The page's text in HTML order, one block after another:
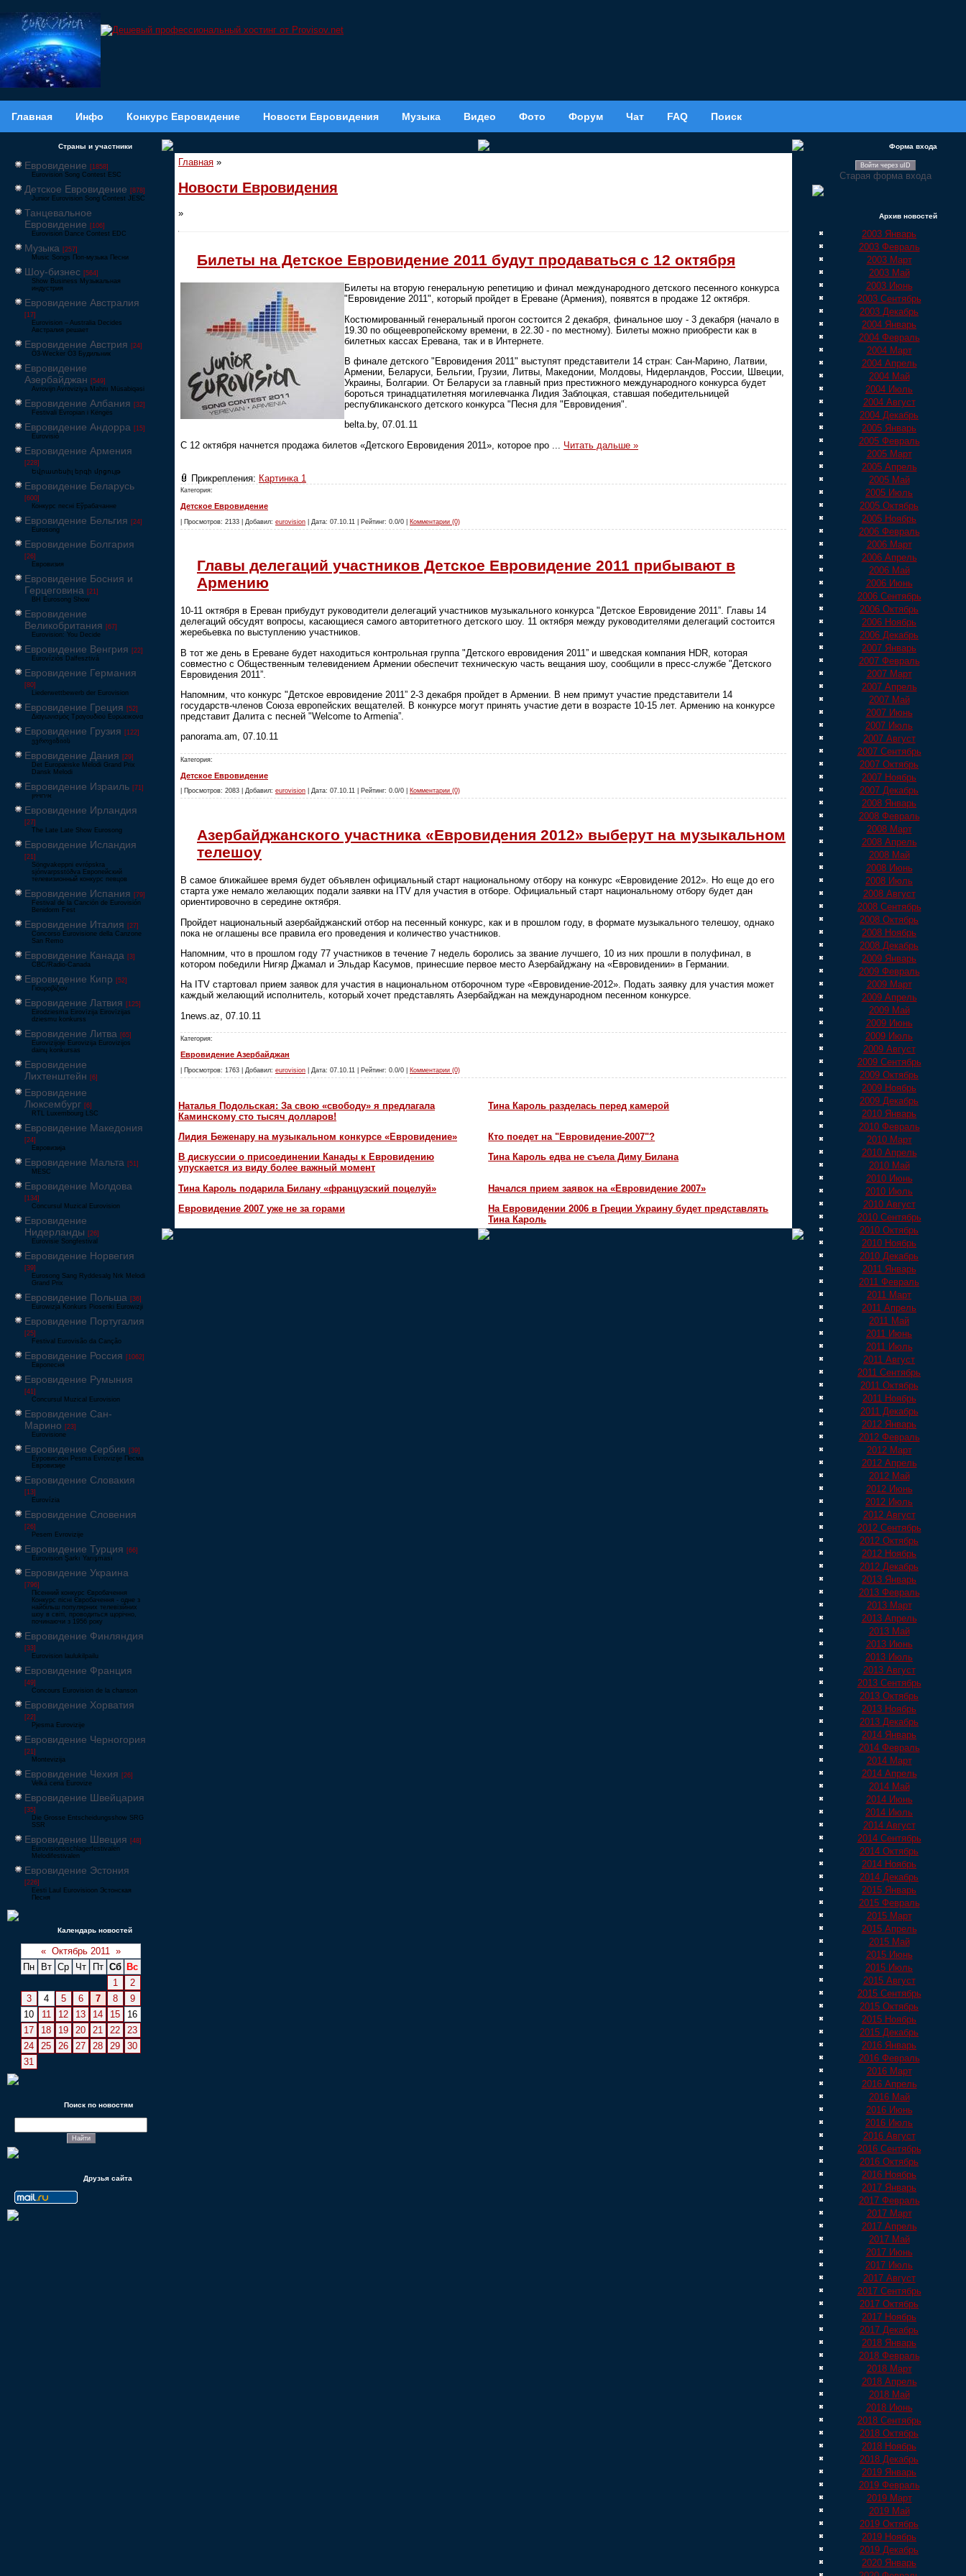
Главная Инфо Конкурс Евровидение Новости Евровидения Музыка Видео Фото Форум Чат FAQ Поиск
Страны и участники
Евровидение [1858]
Eurovision Song Contest ESC
Детское Евровидение [878]
Junior Eurovision Song Contest JESC
Танцевальное
Евровидение [106]
Eurovision Dance Contest EDC
Музыка [257]
Music Songs Поп-музыка Песни
Шоу-бизнес [564]
Show Business Музыкальная
индустрия
Евровидение Австралия
[17]
Eurovision – Australia Decides
Австралия решает
Евровидение Австрия [24]
Ö3-Wecker Ö3 Будильник
Евровидение
Азербайджан [549]
Avrovijn Avroviziya Mahnı Müsabiqəsi
Евровидение Албания [32]
Festivali Evropian i Këngës
Евровидение Андорра [15]
Eurovisió
Евровидение Армения
[228]
Եվրատեսիլ երգի մրցույթ
Евровидение Беларусь
[600]
Конкурс песні Еўрабачанне
Евровидение Бельгия [24]
Eurosong
Евровидение Болгария
[26]
Евровизия
Евровидение Босния и
Герцеговина [21]
BH Eurosong Show
Евровидение
Великобритания [67]
Eurovision: You Decide
Евровидение Венгрия [22]
Eurovíziós Dalfesztivá
Евровидение Германия
[80]
Liederwettbewerb der Eurovision
Евровидение Греция [52]
Διαγωνισμός Τραγουδιού Ευρώεικονα
Евровидение Грузия [122]
ევროვიზიის
Евровидение Дания [29]
Det Europæiske Melodi Grand Prix
Dansk Melodi
Евровидение Израиль [71]
‏אירוויזיון
Евровидение Ирландия
[27]
The Late Late Show Eurosong
Евровидение Исландия
[21]
Söngvakeppni evrópskra
sjónvarpsstöðva Европейский
телевизионный конкурс певцов
Евровидение Испания [79]
Festival de la Canción de Eurovisión
Benidorm Fest
Евровидение Италия [27]
Concorso Eurovisione della Canzone
San Remo
Евровидение Канада [3]
CBC/Radio-Canada
Евровидение Кипр [52]
Γιουροβίζιον
Евровидение Латвия [125]
Eirodziesma Eirovīzija Eirovīzijas
dziesmu konkurss
Евровидение Литва [65]
Eurovizijoje Eurovizija Eurovizijos
dainų konkursas
Евровидение
Лихтенштейн [6]
Евровидение
Люксембург [6]
RTL Luxembourg LSC
Евровидение Македония
[24]
Евровизија
Евровидение Мальта [51]
MESC
Евровидение Молдова
[134]
Concursul Muzical Eurovision
Евровидение
Нидерланды [26]
Eurovisie Songfestival
Евровидение Норвегия
[39]
Eurosong Sang Ryddesalg Nrk Melodi
Grand Prix
Евровидение Польша [36]
Eurowizja Konkurs Piosenki Eurowizji
Евровидение Португалия
[25]
Festival Eurovisão da Canção
Евровидение Россия [1062]
Европесня
Евровидение Румыния
[41]
Concursul Muzical Eurovision
Евровидение Сан-
Марино [23]
Eurovisione
Евровидение Сербия [39]
Еуровисион Pesma Evrovizije Песма
Евровизије
Евровидение Словакия
[13]
Eurovízia
Евровидение Словения
[26]
Pesem Evrovizije
Евровидение Турция [66]
Eurovision Şarkı Yarışması
Евровидение Украина
[796]
Пісенний конкурс Євробачення
Конкурс пісні Євробачення - одне з
найбільш популярних телевізійних
шоу в світі, проводиться щорічно,
починаючи з 1956 року
Евровидение Финляндия
[33]
Eurovision laulukilpailu
Евровидение Франция
[49]
Concours Eurovision de la chanson
Евровидение Хорватия
[22]
Pjesma Eurovizije
Евровидение Черногория
[21]
Montevizija
Евровидение Чехия [26]
Velká cena Eurovize
Евровидение Швейцария
[35]
Die Grosse Entscheidungsshow SRG
SSR
Евровидение Швеция [48]
Eurovisionsschlagerfestivalen
Melodifestivalen
Евровидение Эстония
[226]
Eesti Laul Eurovisioon Эстонская
Песня
Календарь новостей
« Октябрь 2011 »
Пн
Вт Ср Чт Пт Сб
Вс
1
2
3
4 5 6 7 8
9
10
11 12 13 14 15
16
17
18 19 20 21 22
23
24
25 26 27 28 29
30
31
Поиск по новостям
Друзья сайта
Главная »
Новости Евровидения
»
Билеты на Детское Евровидение 2011 будут продаваться с 12 октября
Билеты на вторую генеральную репетицию и финал международного детского песенного конкурса
"Евровидение 2011", который пройдет в Ереване (Армения), появятся в продаже 12 октября.
Костюмированный генеральный прогон состоится 2 декабря, финальное шоу - 3 декабря (начало в
19.30 по общеевропейскому времени, в 22.30 - по местному). Билеты можно приобрести как в
билетных кассах Еревана, так и в Интернете.
В финале детского "Евровидения 2011" выступят представители 14 стран: Сан-Марино, Латвии,
Армении, Беларуси, Бельгии, Грузии, Литвы, Македонии, Молдовы, Нидерландов, России, Швеции,
Украины, Болгарии. От Беларуси за главный приз престижного международного конкурса будет
бороться тринадцатилетняя могилевчанка Лидия Заблоцкая, ставшая победительницей
республиканского детского конкурса "Песня для "Евровидения".
belta.by, 07.01.11
С 12 октября начнется продажа билетов «Детского Евровидения 2011», которое про
Читать дальше »
Прикрепления: Картинка 1
Категория:
Детское Евровидение
| Просмотров: 2133 | Добавил: eurovision | Дата: 07.10.11 | Рейтинг: 0.0/0 | Комментарии (0)
Главы делегаций участников Детское Евровидение 2011 прибывают в
Армению
10-11 октября в Ереван прибудут руководители делегаций участников музыкального конкурса "Детское Евровидение 2011”. Главы 14
делегаций обсудят вопросы, касающиеся самого авторитетного детского шоу. 11 октября между руководителями делегаций состоится
жеребьевка по выступлению участников.
В тот же день в Ереване будет находиться контрольная группа "Детского евровидения 2011” и шведская компания HDR, которая
совместно с Общественным телевидением Армении обеспечит техническую часть вещания шоу, сообщили в пресс-службе "Детского
Евровидения 2011”.
Напомним, что конкурс "Детское евровидение 2011” 2-3 декабря пройдет в Армении. В нем примут участие представители 14
государств-членов Союза европейских вещателей. В конкурсе могут принять участие дети в возрасте 10-15 лет. Армению на конкурсе
представит Далита с песней "Welcome to Armenia”.
panorama.am, 07.10.11
Категория:
Детское Евровидение
| Просмотров: 2083 | Добавил: eurovision | Дата: 07.10.11 | Рейтинг: 0.0/0 | Комментарии (0)
Азербайджанского участника «Евровидения 2012» выберут на музыкальном
телешоу
В самое ближайшее время будет объявлен официальный старт национальному отбору на конкурс «Евровидение 2012». Но еще до его
старта уже немало желающих подали заявки на ITV для участия в отборе. Официальный старт национальному отбору будет дан
ориентировочно в середине октября.
Пройдет национальный азербайджанский отбор на песенный конкурс, как и в прошлом году, в формате музыкального телешоу, однако
пока не оглашены все правила его проведения и количество участников.
Напомним, что в прошлом году 77 участников в течение 7 недель боролись за звание лучшего, 10 из них прошли в полуфинал, в
котором победили Нигяр Джамал и Эльдар Касумов, принесшие первое место Азербайджану на «Евровидении» в Германии.
На ITV стартовал прием заявок для участия в национальном отборочном туре «Евровидение-2012». Подать заявку для участия может
каждый желающий исполнитель, который хочет представлять Азербайджан на международном песенном конкурсе.
1news.az, 07.10.11
Категория:
Евровидение Азербайджан
| Просмотров: 1763 | Добавил: eurovision | Дата: 07.10.11 | Рейтинг: 0.0/0 | Комментарии (0)
Наталья Подольская: За свою «свободу» я предлагала
Каминскому сто тысяч долларов!
Тина Кароль разделась перед камерой
Лидия Беженару на музыкальном конкурсе «Евровидение»
Кто поедет на "Евровидение-2007"?
В дискуссии о присоединении Канады к Евровидению
упускается из виду более важный момент
Тина Кароль едва не съела Диму Билана
Тина Кароль подарила Билану «французский поцелуй»
Начался прием заявок на «Евровидение 2007»
Евровидение 2007 уже не за горами
На Евровидении 2006 в Греции Украину будет представлять
Тина Кароль
Форма входа
Войти через uID
Старая форма входа
Архив новостей
2003 Январь
2003 Февраль
2003 Март
2003 Май
2003 Июнь
2003 Сентябрь
2003 Декабрь
2004 Январь
2004 Февраль
2004 Март
2004 Апрель
2004 Май
2004 Июль
2004 Август
2004 Декабрь
2005 Январь
2005 Февраль
2005 Март
2005 Апрель
2005 Май
2005 Июль
2005 Октябрь
2005 Ноябрь
2006 Февраль
2006 Март
2006 Апрель
2006 Май
2006 Июнь
2006 Сентябрь
2006 Октябрь
2006 Ноябрь
2006 Декабрь
2007 Январь
2007 Февраль
2007 Март
2007 Апрель
2007 Май
2007 Июнь
2007 Июль
2007 Август
2007 Сентябрь
2007 Октябрь
2007 Ноябрь
2007 Декабрь
2008 Январь
2008 Февраль
2008 Март
2008 Апрель
2008 Май
2008 Июнь
2008 Июль
2008 Август
2008 Сентябрь
2008 Октябрь
2008 Ноябрь
2008 Декабрь
2009 Январь
2009 Февраль
2009 Март
2009 Апрель
2009 Май
2009 Июнь
2009 Июль
2009 Август
2009 Сентябрь
2009 Октябрь
2009 Ноябрь
2009 Декабрь
2010 Январь
2010 Февраль
2010 Март
2010 Апрель
2010 Май
2010 Июнь
2010 Июль
2010 Август
2010 Сентябрь
2010 Октябрь
2010 Ноябрь
2010 Декабрь
2011 Январь
2011 Февраль
2011 Март
2011 Апрель
2011 Май
2011 Июнь
2011 Июль
2011 Август
2011 Сентябрь
2011 Октябрь
2011 Ноябрь
2011 Декабрь
2012 Январь
2012 Февраль
2012 Март
2012 Апрель
2012 Май
2012 Июнь
2012 Июль
2012 Август
2012 Сентябрь
2012 Октябрь
2012 Ноябрь
2012 Декабрь
2013 Январь
2013 Февраль
2013 Март
2013 Апрель
2013 Май
2013 Июнь
2013 Июль
2013 Август
2013 Сентябрь
2013 Октябрь
2013 Ноябрь
2013 Декабрь
2014 Январь
2014 Февраль
2014 Март
2014 Апрель
2014 Май
2014 Июнь
2014 Июль
2014 Август
2014 Сентябрь
2014 Октябрь
2014 Ноябрь
2014 Декабрь
2015 Январь
2015 Февраль
2015 Март
2015 Апрель
2015 Май
2015 Июнь
2015 Июль
2015 Август
2015 Сентябрь
2015 Октябрь
2015 Ноябрь
2015 Декабрь
2016 Январь
2016 Февраль
2016 Март
2016 Апрель
2016 Май
2016 Июнь
2016 Июль
2016 Август
2016 Сентябрь
2016 Октябрь
2016 Ноябрь
2017 Январь
2017 Февраль
2017 Март
2017 Апрель
2017 Май
2017 Июнь
2017 Июль
2017 Август
2017 Сентябрь
2017 Октябрь
2017 Ноябрь
2017 Декабрь
2018 Январь
2018 Февраль
2018 Март
2018 Апрель
2018 Май
2018 Июнь
2018 Сентябрь
2018 Октябрь
2018 Ноябрь
2018 Декабрь
2019 Январь
2019 Февраль
2019 Март
2019 Май
2019 Октябрь
2019 Ноябрь
2019 Декабрь
2020 Январь